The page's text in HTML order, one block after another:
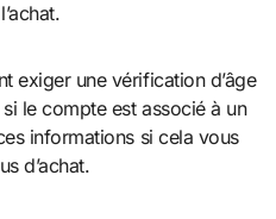
exiger une vérification d’âge
le compte est associé à un
informations si cela vous
d’achat.